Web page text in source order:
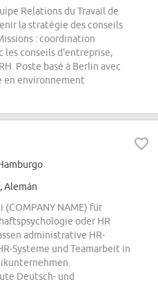
Relations du Travail de
la stratégie des conseils
: coordination
les conseils d'entreprise,
Poste basé à Berlin avec
en environnement
Alemán
NAME) für
oder HR
administrative HR-
Systeme und Teamarbeit in
Deutsch- und